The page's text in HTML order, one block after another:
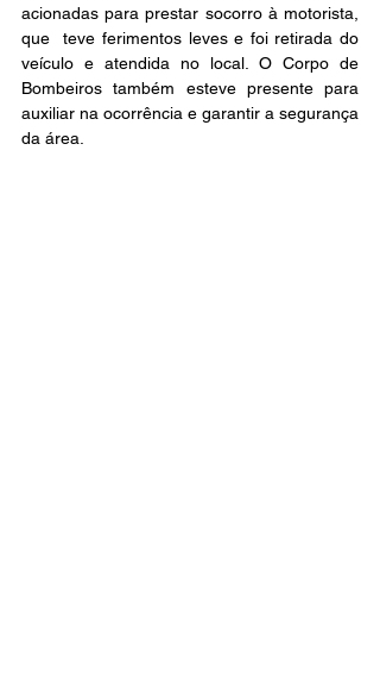
acionadas para prestar socorro à motorista,
que  teve ferimentos leves e foi retirada do
veículo e atendida no local. O Corpo de
Bombeiros também esteve presente para
auxiliar na ocorrência e garantir a segurança
da área.